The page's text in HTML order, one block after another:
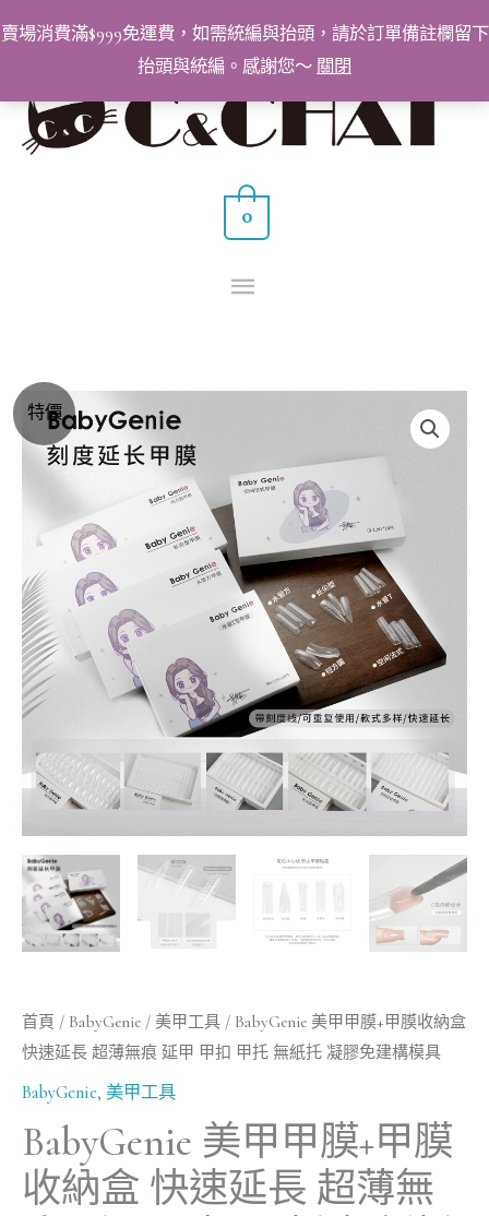
賣場消費滿$999免運費，如需統編與抬頭，請於訂單備註欄留下
抬頭與統編。感謝您～ 關閉
至
要
選
0
特價
首頁 / BabyGenie / 美甲工具 / BabyGenie 美甲甲膜+甲膜收納盒
快速延長 超薄無痕 延甲 甲扣 甲托 無紙托 凝膠免建構模具
BabyGenie, 美甲工具
BabyGenie 美甲甲膜+甲膜
收納盒 快速延長 超薄無
原
始
格：
NT$120。
價
格：
NT$105。
BabyGenie
美
+甲
膜
收
納
盒
速
長
超
薄
無
甲
甲
扣
甲
托
無